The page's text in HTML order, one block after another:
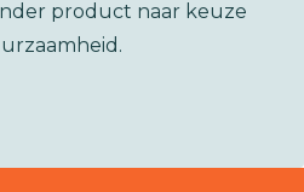
product naar keuze